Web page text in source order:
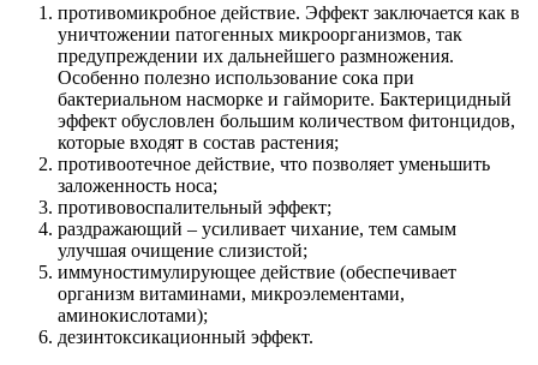
противомикробное действие. Эффект заключается как в
уничтожении патогенных микроорганизмов, так
предупреждении их дальнейшего размножения.
Особенно полезно использование сока при
бактериальном насморке и гайморите. Бактерицидный
эффект обусловлен большим количеством фитонцидов,
которые входят в состав растения;
противоотечное действие, что позволяет уменьшить
заложенность носа;
противовоспалительный эффект;
раздражающий – усиливает чихание, тем самым
улучшая очищение слизистой;
иммуностимулирующее действие (обеспечивает
организм витаминами, микроэлементами,
аминокислотами);
дезинтоксикационный эффект.